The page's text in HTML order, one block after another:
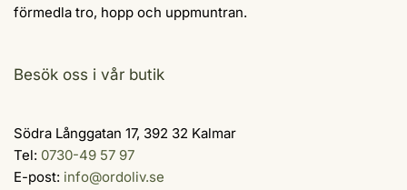
förmedla tro, hopp och uppmuntran.
Besök oss i vår butik
Södra Långgatan 17, 392 32 Kalmar
Tel: 0730-49 57 97
E-post: info@ordoliv.se